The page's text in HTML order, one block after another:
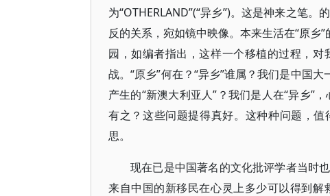
为“OTHERLAND”(“异乡”)。这是神来之笔。
反的关系，宛如镜中映像。本来生活在“原乡
园，如编者指出，这样一个移植的过程，
战。“原乡”何在？“异乡”谁属？我们是中国
产生的“新澳大利亚人”？我们是人在“异乡”
有之？这些问题提得真好。这种种问题，
思。
现在已是中国著名的文化批评学者当时
来自中国的新移民在心灵上多少可以得到